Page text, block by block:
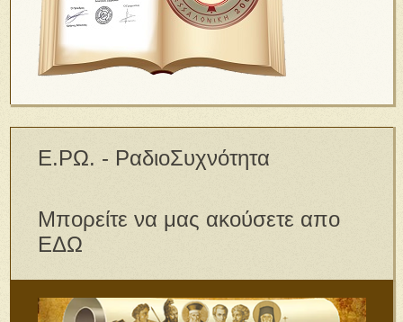
Ε.ΡΩ. - ΡαδιοΣυχνότητα
Μπορείτε να μας ακούσετε απο
ΕΔΩ